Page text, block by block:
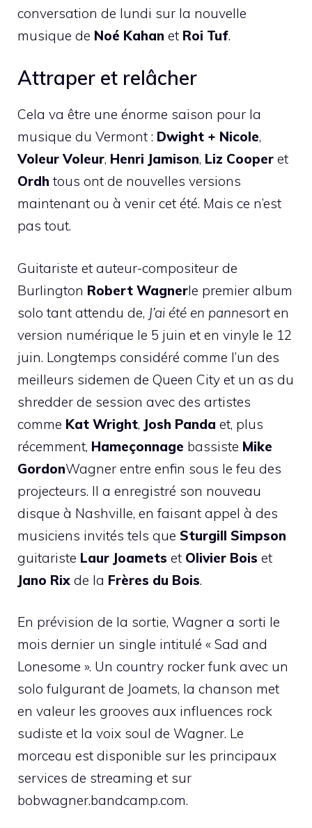
conversation de lundi sur la nouvelle
musique de Noé Kahan et Roi Tuf.
Attraper et relâcher
Cela va être une énorme saison pour la
musique du Vermont : Dwight + Nicole,
Voleur Voleur, Henri Jamison, Liz Cooper et
Ordh tous ont de nouvelles versions
maintenant ou à venir cet été. Mais ce n’est
pas tout.
Guitariste et auteur-compositeur de
Burlington Robert Wagnerle premier album
solo tant attendu de, J’ai été en pannesort en
version numérique le 5 juin et en vinyle le 12
juin. Longtemps considéré comme l’un des
meilleurs sidemen de Queen City et un as du
shredder de session avec des artistes
comme Kat Wright, Josh Panda et, plus
récemment, Hameçonnage bassiste Mike
GordonWagner entre enfin sous le feu des
projecteurs. Il a enregistré son nouveau
disque à Nashville, en faisant appel à des
musiciens invités tels que Sturgill Simpson
guitariste Laur Joamets et Olivier Bois et
Jano Rix de la Frères du Bois.
En prévision de la sortie, Wagner a sorti le
mois dernier un single intitulé « Sad and
Lonesome ». Un country rocker funk avec un
solo fulgurant de Joamets, la chanson met
en valeur les grooves aux influences rock
sudiste et la voix soul de Wagner. Le
morceau est disponible sur les principaux
services de streaming et sur
bobwagner.bandcamp.com.